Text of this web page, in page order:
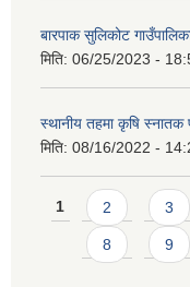
बारपाक सुलिकोट
मिति: 06/25/2023 -
स्थानीय तहमा कृषि स्नातक
मिति: 08/16/2022 -
Pages
1 2 3
8 9